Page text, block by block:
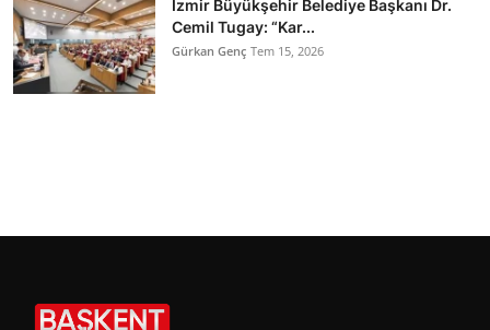
İzmir Büyükşehir Belediye Başkanı Dr.
Cemil Tugay: “Kar...
Gürkan Genç Tem 15, 2026